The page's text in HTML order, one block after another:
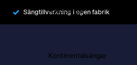
Sängtillverkning i egen fabrik
Ramsängar
Kontinentalsängar